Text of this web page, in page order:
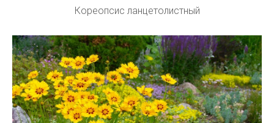
Кореопсис ланцетолистный